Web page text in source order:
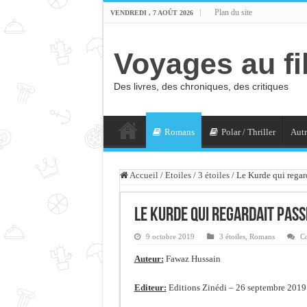
VENDREDI , 7 AOÛT 2026 Plan du site
Voyages au
Des livres, des chroniques, des critiques
Romans Polar / Thriller
Accueil / Etoiles / 3 étoiles / Le Kurde qui
Le Kurde qui regardait
9 octobre 2019 3 étoiles, Romans
Auteur: Fawaz Hussain
Editeur: Editions Zinédi – 26 septembre 2019